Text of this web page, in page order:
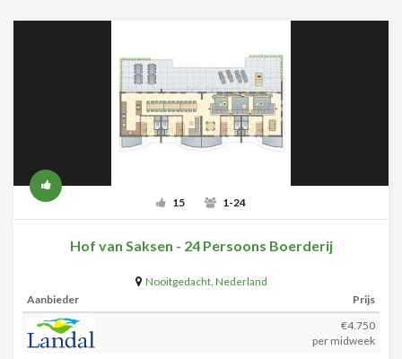
15 1-24
Hof van Saksen - 24 Persoons Boerderij
Nooitgedacht, Nederland
Aanbieder
Prijs
€4.750
per midweek